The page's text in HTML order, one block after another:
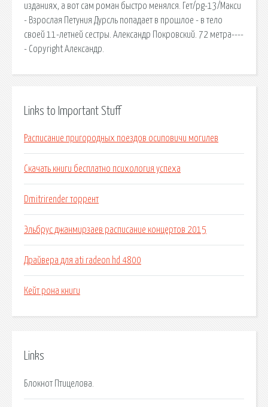
изданиях, а вот сам роман быстро менялся. Гет/pg-13/Макси
- Взрослая Петуния Дурсль попадает в прошлое - в тело
своей 11-летней сестры. Александр Покровский. 72 метра----
- Copyright Александр.
Links to Important Stuff
Расписание пригородных поездов осиповичи могилев
Скачать книги бесплатно психология успеха
Dmitrirender торрент
Эльбрус джанмирзаев расписание концертов 2015
Драйвера для ati radeon hd 4800
Кейт рона книги
Links
Блокнот Птицелова.